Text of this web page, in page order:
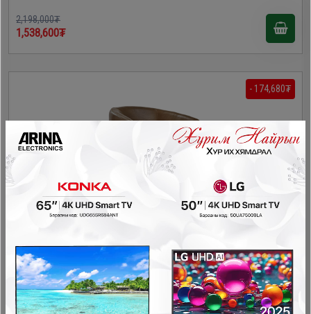
2,198,000₮
1,538,600₮
- 174,680₮
Буйдан